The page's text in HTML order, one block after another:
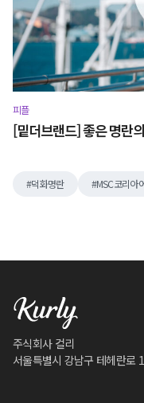
피플
[밑더브랜드] 좋은 명란
덕화명란 MSC코리아
주식회사 컬리
서울특별시 강남구 테헤란로